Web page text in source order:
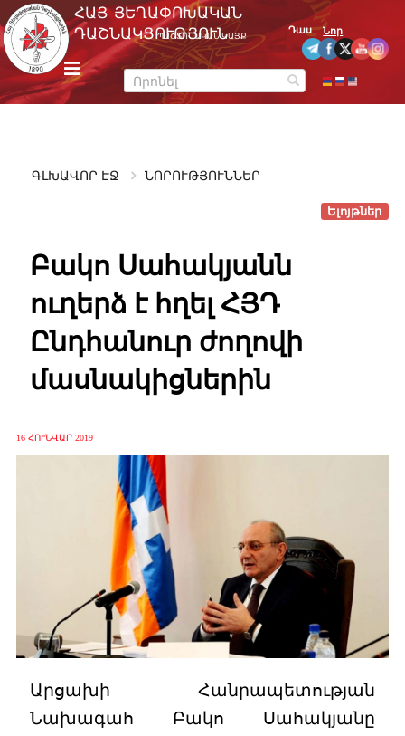
Skip
to
content
m
e
n
u
ՀԱՅ ՅԵՂԱՓՈԽԱԿԱՆ
ԴԱՇՆԱԿՑՈՒԹՅՈՒՆ
ՊԱՇՏՈՆԱԿԱՆ ԿԱՅՔ
Դաս Նոր
ԳԼԽԱՎՈՐ ԷՋ ՆՈՐՈՒԹՅՈՒՆՆԵՐ
Ելոյթներ
Բակո Սահակյանն
ուղերձ է հղել ՀՅԴ
Ընդհանուր ժողովի
մասնակիցներին
16 ՀՈՒՆՎԱՐ 2019
Արցախի Հանրապետության
Նախագահ Բակո Սահակյանը